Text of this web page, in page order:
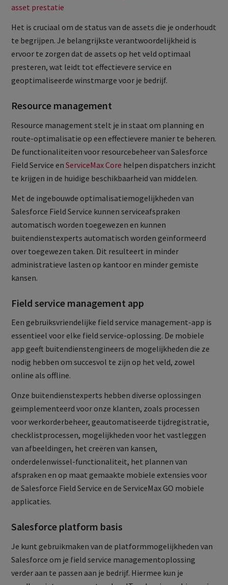
asset prestatie
Het is cruciaal om de status van de assets die je onderhoudt
te begrijpen. Je belangrijkste verantwoordelijkheid is
ervoor te zorgen dat de assets op het veld optimaal
presteren, wat leidt tot effectievere service en
geoptimaliseerde winstmarge voor je bedrijf.
Resource management
Resource management stelt je in staat om planning en
route-optimalisatie op een effectievere manier te beheren.
De functionaliteiten voor resourcebeheer van Salesforce
Field Service enServiceMax Core helpen dispatchers inzicht
te krijgen in de huidige beschikbaarheid van middelen.
Met de ingebouwde optimalisatiemogelijkheden van
Salesforce Field Service kunnen serviceafspraken
automatisch worden toegewezen en kunnen
buitendienstexperts automatisch worden geïnformeerd
over toegewezen taken. Dit resulteert in minder
administratieve lasten op kantoor en minder gemiste
kansen.
Field service management app
Een gebruiksvriendelijke field service management-app is
essentieel voor elke field service-oplossing. De mobiele
app geeft buitendienstengineers de mogelijkheden die ze
nodig hebben om succesvol te zijn op het veld, zowel
online als offline.
Onze buitendienstexperts hebben diverse oplossingen
geïmplementeerd voor onze klanten, zoals processen
voor werkorderbeheer, geautomatiseerde tijdregistratie,
checklistprocessen, mogelijkheden voor het vastleggen
van afbeeldingen, het creëren van kansen,
onderdelenwissel-functionaliteit, het plannen van
afspraken en op maat gemaakte mobiele extensies voor
de Salesforce Field Service en de ServiceMax GO mobiele
applicaties.
Salesforce platform basis
Je kunt gebruikmaken van de platformmogelijkheden van
Salesforce om je field service managementoplossing
verder aan te passen aan je bedrijf. Hiermee kun je